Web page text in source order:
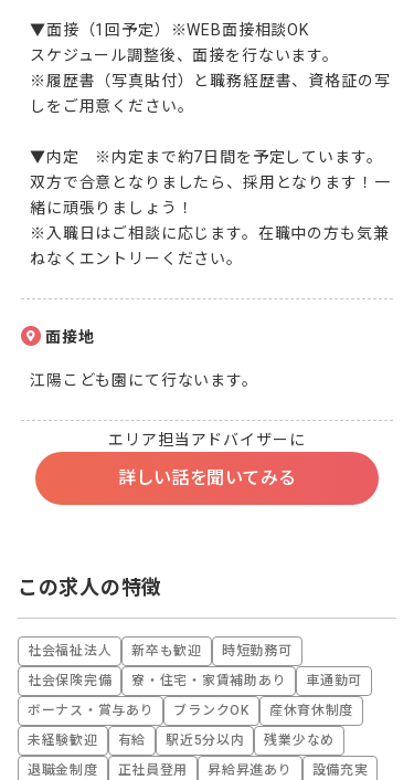
▼面接（1回予定）※WEB面接相談OK
スケジュール調整後、面接を行ないます。
※履歴書（写真貼付）と職務経歴書、資格証の写
しをご用意ください。
▼内定　※内定まで約7日間を予定しています。
双方で合意となりましたら、採用となります！一
緒に頑張りましょう！
※入職日はご相談に応じます。在職中の方も気兼
ねなくエントリーください。
面接地
江陽こども園にて行ないます。
エリア担当アドバイザーに
詳しい話を聞いてみる
この求人の特徴
社会福祉法人 新卒も歓迎
時短勤務可
社会保険完備
寮・住宅・家賃補助あり
車通勤可
ボーナス・賞与あり
ブランクOK
産休育休制度
未経験歓迎
有給 駅近5分以内
残業少なめ
退職金制度
正社員登用 昇給昇進あり
設備充実